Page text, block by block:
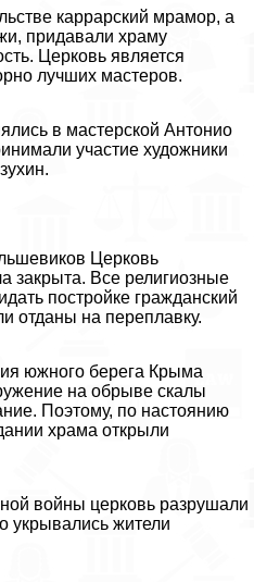
каррарский мрамор, а
придавали храму
Церковь является
лучших мастеров.
в мастерской Антонио
участие художники
Церковь
закрыта. Все религиозные
постройке гражданский
отданы на переплавку.
южного берега Крыма
на обрыве скалы
Поэтому, по настоянию
храма открыли
войны церковь разрушали
укрывались жители